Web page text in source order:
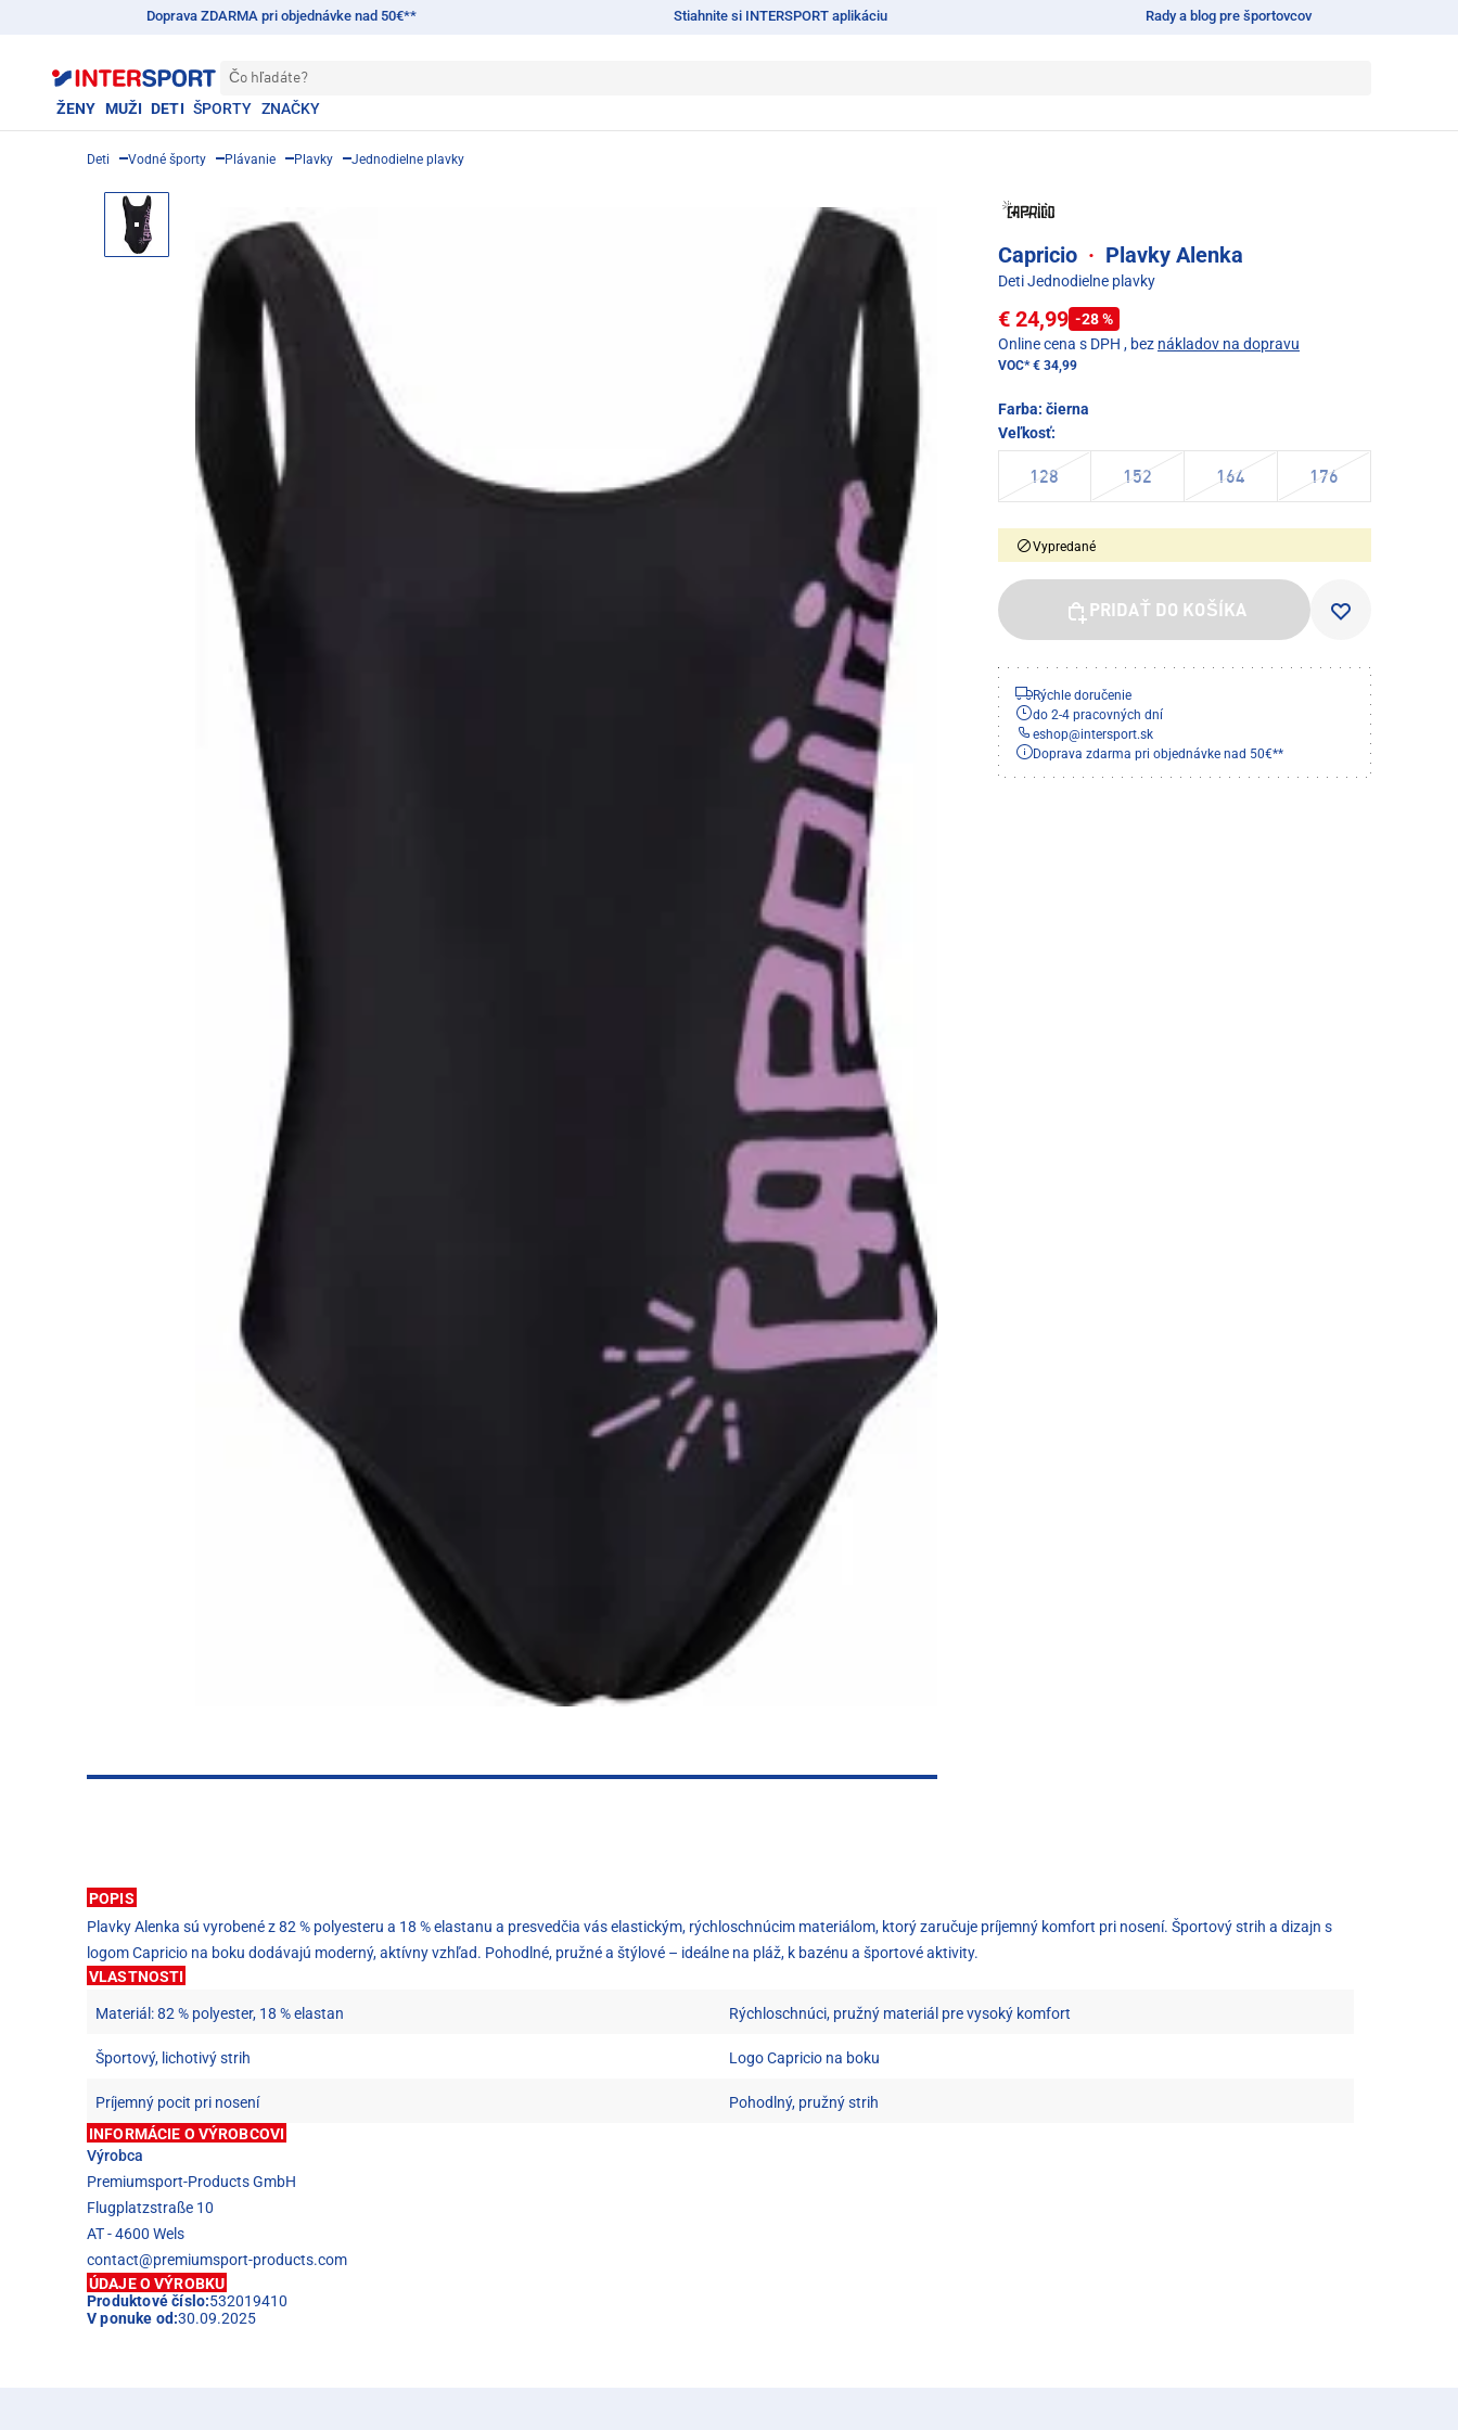
Doprava ZDARMA pri objednávke nad 50€** Stiahnite si INTERSPORT aplikáciu Rady a blog pre športovcov
Čo hľadáte?
ŽENY MUŽI DETI ŠPORTY ZNAČKY
Deti Vodné športy Plávanie Plavky Jednodielne plavky
Capricio · Plavky Alenka
Deti Jednodielne plavky
€ 24,99 -28 %
Online cena s DPH , bez nákladov na dopravu
VOC*€ 34,99
Farba: čierna
Veľkosť:
128 152 164 176
Vypredané
PRIDAŤ DO KOŠÍKA
Rýchle doručenie
do 2-4 pracovných dní
eshop@intersport.sk
Doprava zdarma pri objednávke nad 50€**
POPIS
Plavky Alenka sú vyrobené z 82 % polyesteru a 18 % elastanu a presvedčia vás elastickým, rýchloschnúcim materiálom, ktorý zaručuje príjemný komfort pri nosení. Športový strih a dizajn s
logom Capricio na boku dodávajú moderný, aktívny vzhľad. Pohodlné, pružné a štýlové – ideálne na pláž, k bazénu a športové aktivity.
VLASTNOSTI
Materiál: 82 % polyester, 18 % elastan Rýchloschnúci, pružný materiál pre vysoký komfort
Športový, lichotivý strih Logo Capricio na boku
Príjemný pocit pri nosení
Pohodlný, pružný strih
INFORMÁCIE O VÝROBCOVI
Výrobca
Premiumsport-Products GmbH
Flugplatzstraße 10
AT - 4600 Wels
contact@premiumsport-products.com
ÚDAJE O VÝROBKU
Produktové číslo:532019410
V ponuke od:30.09.2025